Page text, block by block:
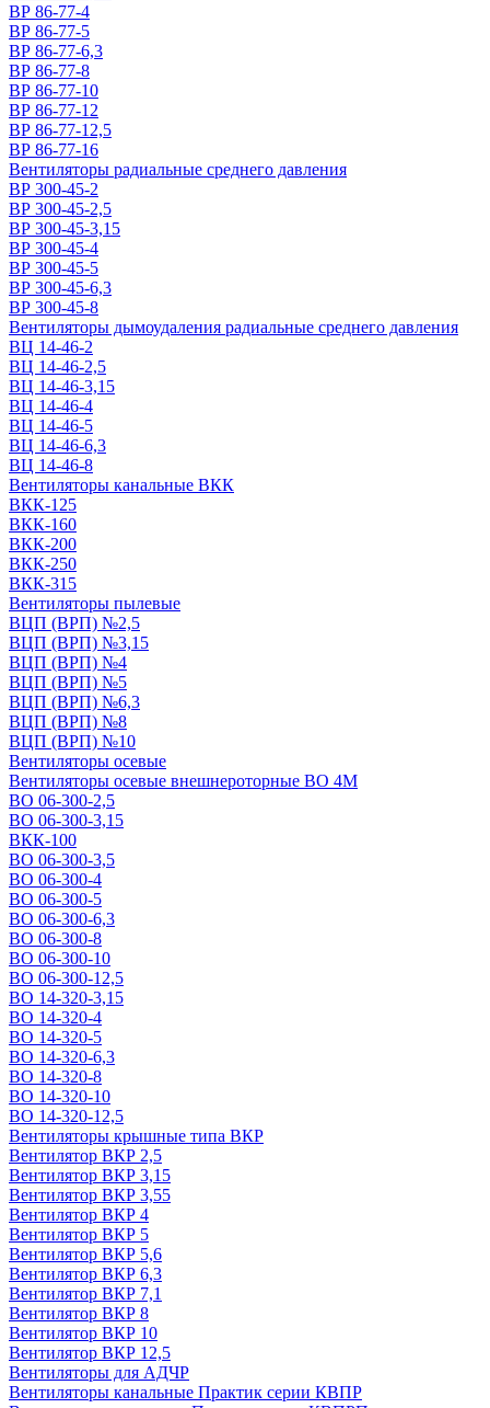
ВР 86-77-4
ВР 86-77-5
ВР 86-77-6,3
ВР 86-77-8
ВР 86-77-10
ВР 86-77-12
ВР 86-77-12,5
ВР 86-77-16
Вентиляторы радиальные среднего давления
ВР 300-45-2
ВР 300-45-2,5
ВР 300-45-3,15
ВР 300-45-4
ВР 300-45-5
ВР 300-45-6,3
ВР 300-45-8
Вентиляторы дымоудаления радиальные среднего давления
ВЦ 14-46-2
ВЦ 14-46-2,5
ВЦ 14-46-3,15
ВЦ 14-46-4
ВЦ 14-46-5
ВЦ 14-46-6,3
ВЦ 14-46-8
Вентиляторы канальные ВКК
ВКК-125
ВКК-160
ВКК-200
ВКК-250
ВКК-315
Вентиляторы пылевые
ВЦП (ВРП) №2,5
ВЦП (ВРП) №3,15
ВЦП (ВРП) №4
ВЦП (ВРП) №5
ВЦП (ВРП) №6,3
ВЦП (ВРП) №8
ВЦП (ВРП) №10
Вентиляторы осевые
Вентиляторы осевые внешнероторные ВО 4М
ВО 06-300-2,5
ВО 06-300-3,15
ВКК-100
ВО 06-300-3,5
ВО 06-300-4
ВО 06-300-5
ВО 06-300-6,3
ВО 06-300-8
ВО 06-300-10
ВО 06-300-12,5
ВО 14-320-3,15
ВО 14-320-4
ВО 14-320-5
ВО 14-320-6,3
ВО 14-320-8
ВО 14-320-10
ВО 14-320-12,5
Вентиляторы крышные типа ВКР
Вентилятор ВКР 2,5
Вентилятор ВКР 3,15
Вентилятор ВКР 3,55
Вентилятор ВКР 4
Вентилятор ВКР 5
Вентилятор ВКР 5,6
Вентилятор ВКР 6,3
Вентилятор ВКР 7,1
Вентилятор ВКР 8
Вентилятор ВКР 10
Вентилятор ВКР 12,5
Вентиляторы для АДЧР
Вентиляторы канальные Практик серии КВПР